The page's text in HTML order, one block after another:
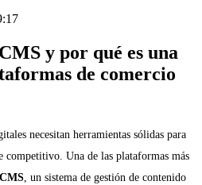
y por qué es una
de comercio
necesitan herramientas sólidas para
competitivo. Una de las plataformas más
, un sistema de gestión de contenido